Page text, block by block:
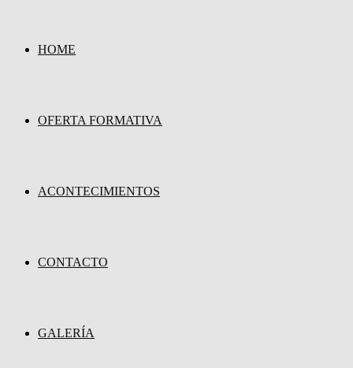
HOME
OFERTA FORMATIVA
ACONTECIMIENTOS
CONTACTO
GALERÍA